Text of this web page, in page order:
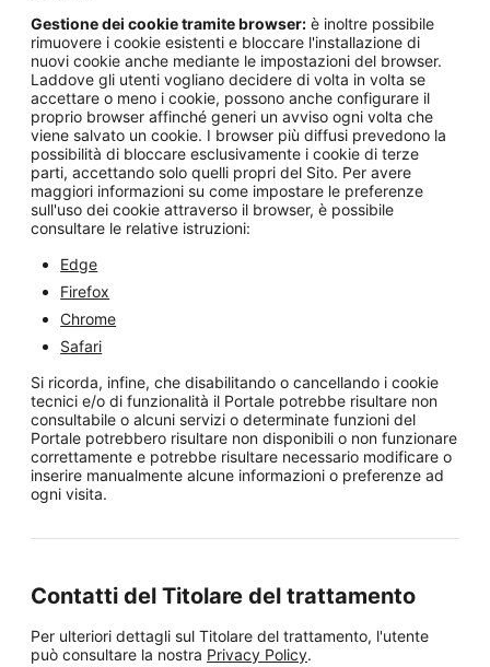
Gestione dei cookie tramite browser: è inoltre possibile
rimuovere i cookie esistenti e bloccare l'installazione di
nuovi cookie anche mediante le impostazioni del browser.
Laddove gli utenti vogliano decidere di volta in volta se
accettare o meno i cookie, possono anche configurare il
proprio browser affinché generi un avviso ogni volta che
viene salvato un cookie. I browser più diffusi prevedono la
possibilità di bloccare esclusivamente i cookie di terze
parti, accettando solo quelli propri del Sito. Per avere
maggiori informazioni su come impostare le preferenze
sull'uso dei cookie attraverso il browser, è possibile
consultare le relative istruzioni:
Edge
Firefox
Chrome
Safari
Si ricorda, infine, che disabilitando o cancellando i cookie
tecnici e/o di funzionalità il Portale potrebbe risultare non
consultabile o alcuni servizi o determinate funzioni del
Portale potrebbero risultare non disponibili o non funzionare
correttamente e potrebbe risultare necessario modificare o
inserire manualmente alcune informazioni o preferenze ad
ogni visita.
Contatti del Titolare del trattamento
Per ulteriori dettagli sul Titolare del trattamento, l'utente
può consultare la nostra Privacy Policy.